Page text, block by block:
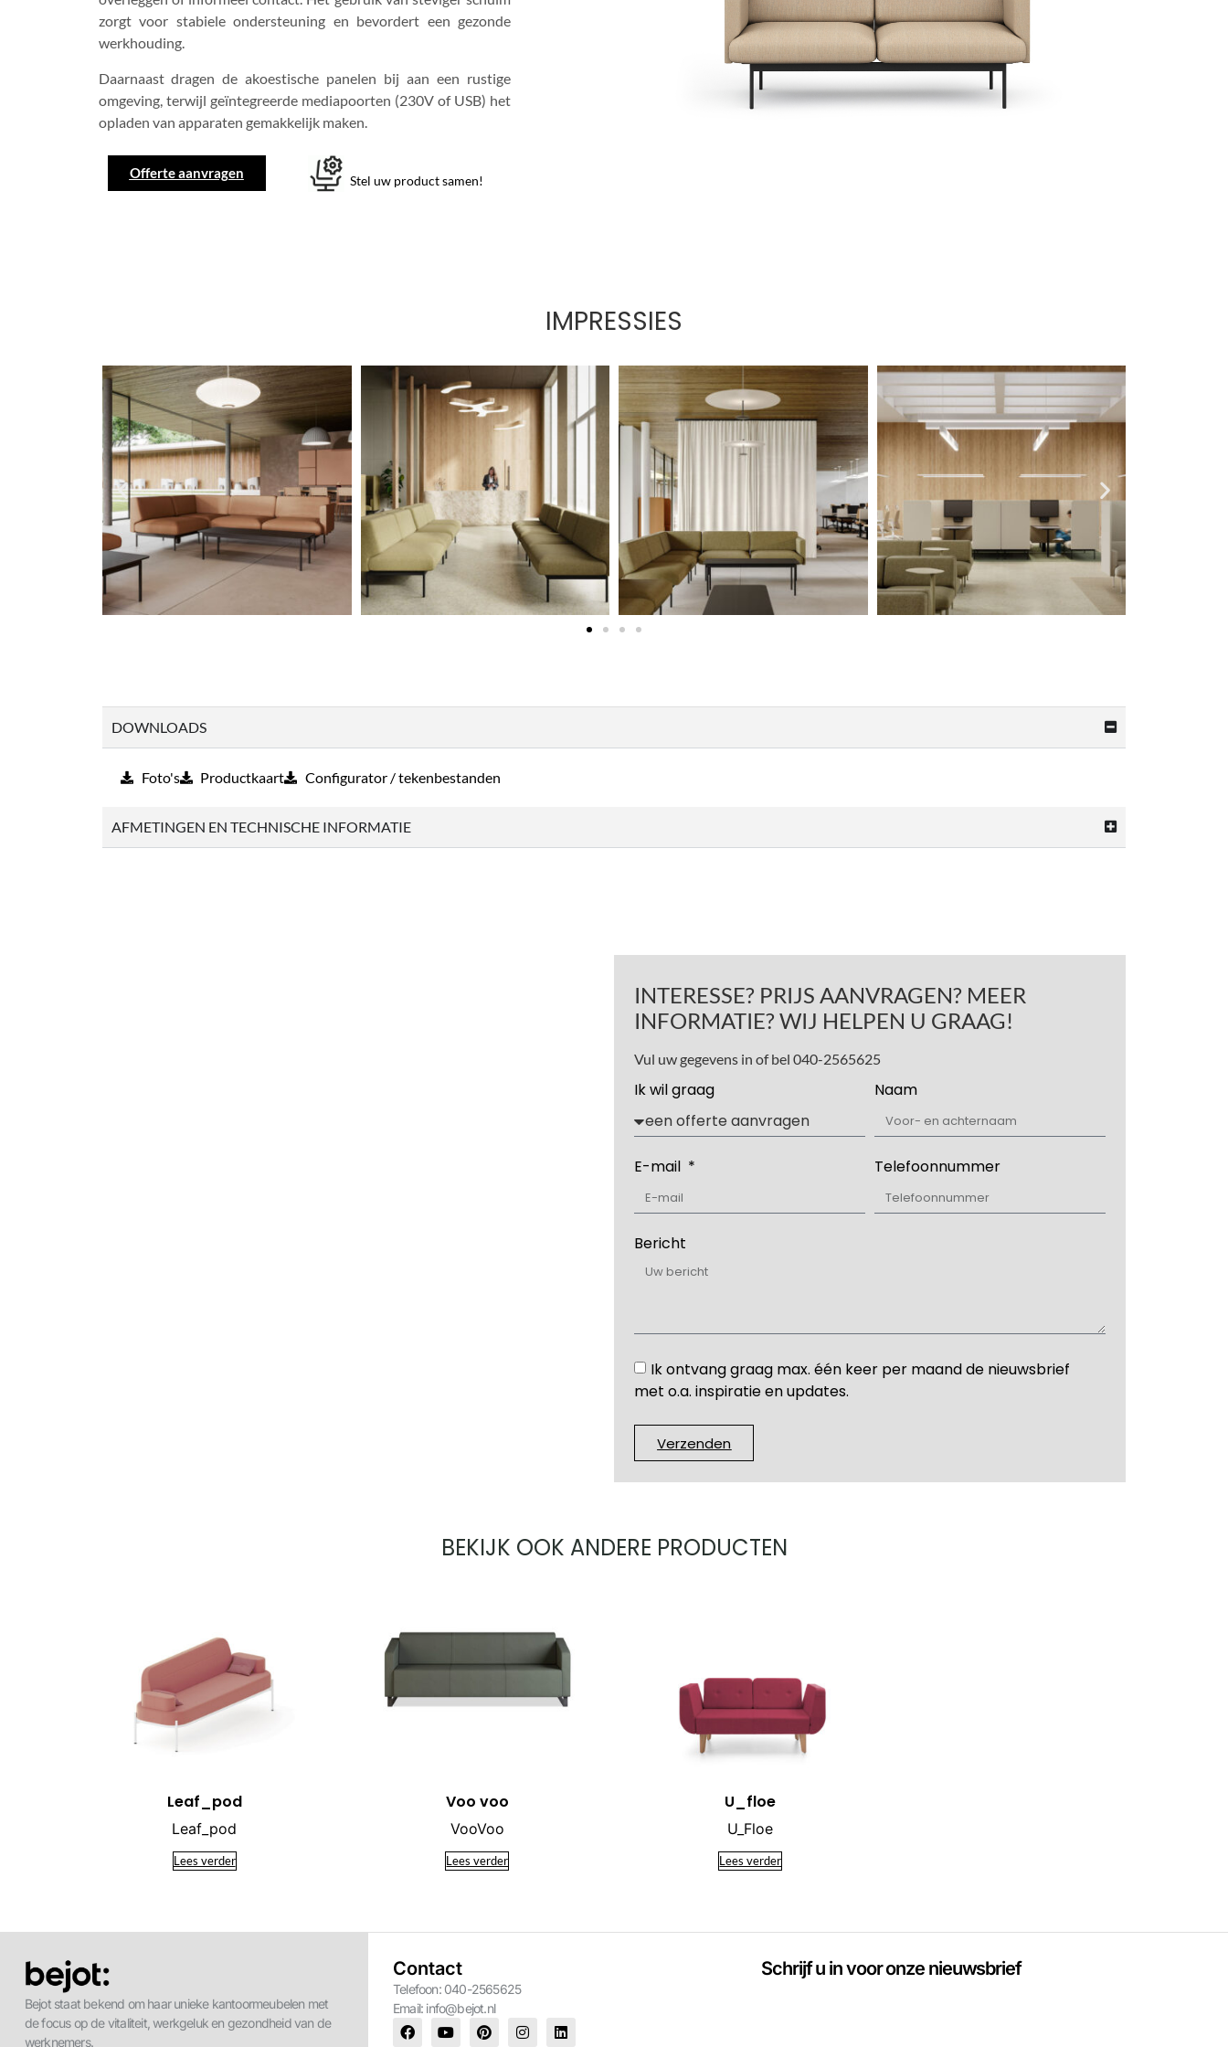
zorgt voor stabiele ondersteuning en bevordert een gezonde
werkhouding.
Daarnaast dragen de akoestische panelen bij aan een rustige
omgeving, terwijl geïntegreerde mediapoorten (230V of USB) het
opladen van apparaten gemakkelijk maken.
Offerte aanvragen Stel uw product samen!
IMPRESSIES
DOWNLOADS
Foto's Productkaart Configurator / tekenbestanden
AFMETINGEN EN TECHNISCHE INFORMATIE
INTERESSE? PRIJS AANVRAGEN? MEER
INFORMATIE? WIJ HELPEN U GRAAG!
Vul uw gegevens in of bel 040-2565625
Ik wil graag Naam
E-mail Telefoonnummer
Bericht
Ik ontvang graag max. één keer per maand de nieuwsbrief
met o.a. inspiratie en updates.
Verzenden
BEKIJK OOK ANDERE PRODUCTEN
Leaf_pod
Leaf_pod
Lees verder
Voo voo
VooVoo
Lees verder
U_floe
U_Floe
Lees verder
Bejot staat bekend om haar unieke kantoormeubelen met
de focus op de vitaliteit, werkgeluk en gezondheid van de
werknemers.
Contact
Telefoon: 040-2565625
Email: info@bejot.nl
Schrijf u in voor onze nieuwsbrief